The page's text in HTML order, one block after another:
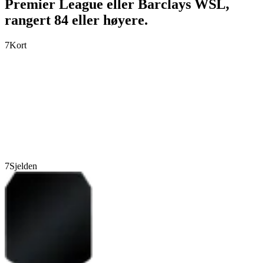
Premier League eller Barclays WSL,
rangert 84 eller høyere.
7Kort
7Sjelden